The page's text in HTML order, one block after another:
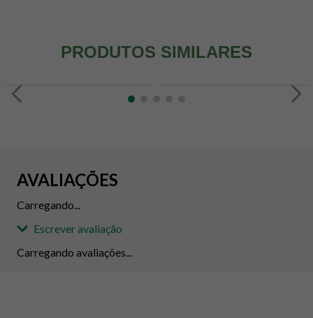
PRODUTOS SIMILARES
AVALIAÇÕES
Carregando...
Escrever avaliação
Carregando avaliações...